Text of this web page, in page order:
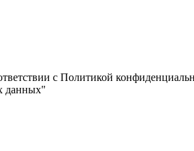
с Политикой
данных"